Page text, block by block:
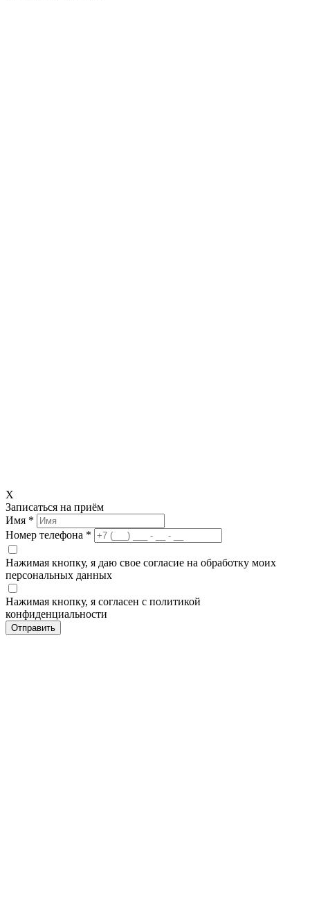
X
Записаться на приём
Имя *
Номер телефона *
Нажимая кнопку, я даю свое согласие на обработку моих
персональных данных
Нажимая кнопку, я согласен с политикой
конфиденциальности